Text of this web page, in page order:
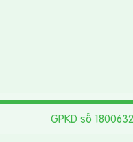
GPKD số